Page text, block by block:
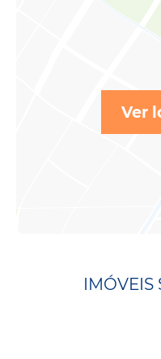
Ver
IMÓVEIS